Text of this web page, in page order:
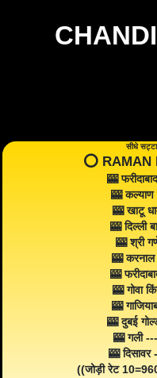
सीधे
⭕️ RAMAN
🎰
🎰 कल्याण
🎰 खाटू
🎰 दिल्ली
🎰 श्री
🎰
🎰
🎰 गोवा
🎰
🎰 दुबई
🎰 गली
🎰
((जोड़ी रेट